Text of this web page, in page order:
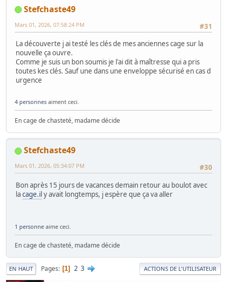
Stefchaste49
#31
Mars 01, 2026, 07:58:24 PM
La découverte j ai testé les clés de mes anciennes cage sur la
nouvelle ça ouvre.
Comme je suis un bon soumis je l'ai dit à maîtresse qui a pris
toutes kes clés. Sauf une dans une enveloppe sécurisé en cas d
urgence
4 personnes aiment ceci.
En cage de chasteté, madame décide
Stefchaste49
#30
Mars 01, 2026, 05:34:07 PM
Bon après 15 jours de vacances demain retour au boulot avec
lacage.ily avait longtemps, j espère que ça va aller
1 personne aime ceci.
En cage de chasteté, madame décide
EN HAUT Pages 1 2 3 ACTIONS DE L'UTILISATEUR